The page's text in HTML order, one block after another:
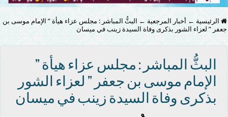
الرئيسية ← أخبار المرجعية ← البثُّ المباشر : مجلس عزاء هيأة ” الإمام موسى بن
جعفر ” لعزاء الشور بذكرى وفاة السيدة زينب في ميسان
البثُّ المباشر : مجلس عزاء هيأة ”
الإمام موسى بن جعفر ” لعزاء الشور
بذكرى وفاة السيدة زينب في ميسان